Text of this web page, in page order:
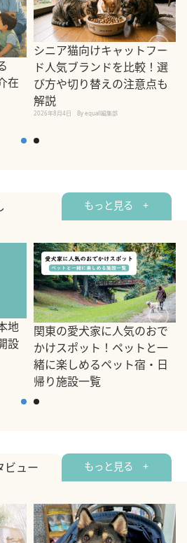
在
シニア猫向けキャットフー
ド人気ブランドを比較！選
び方や切り替えの注意点も
解説
2026年8月4日 By equall編集部
もっと見る +
地
設
関東の愛犬家に人気のおで
かけスポット！ペットと一
緒に楽しめるペット宿・日
帰り施設一覧
ュー もっと見る +